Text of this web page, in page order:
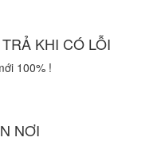
KHI CÓ LỖI
100% !
NƠI